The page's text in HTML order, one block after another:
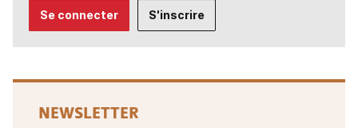
Se connecter S'inscrire
NEWSLETTER